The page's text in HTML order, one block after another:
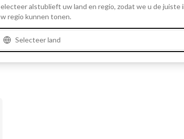
Volt
alstublieft uw land en regio, zodat we u de juiste
regio kunnen tonen.
Selecteer land